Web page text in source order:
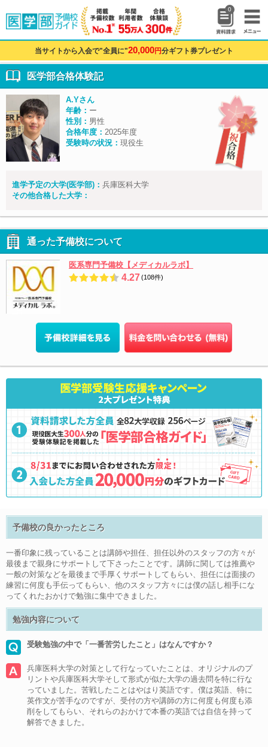
0
当サイトから入会で"全員に"20,000円分ギフト券プレゼント
医学部合格体験記
A.Yさん
年齢： ー
性別： 男性
合格年度： 2025年度
受験時の状況： 現役生
進学予定の大学(医学部)： 兵庫医科大学
その他合格した大学：
通った予備校について
医系専門予備校【メディカルラボ】
4.27(108件)
予備校の良かったところ
一番印象に残っていることは講師や担任、担任以外のスタッフの方々が
最後まで親身にサポートして下さったことです。講師に関しては推薦や
一般の対策などを最後まで手厚くサポートしてもらい、担任には面接の
練習に何度も手伝ってもらい、他のスタッフ方々には僕の話し相手にな
ってくれたおかけで勉強に集中できました。
勉強内容について
受験勉強の中で「一番苦労したこと」はなんですか？
兵庫医科大学の対策として行なっていたことは、オリジナルのプ
リントや兵庫医科大学そして形式が似た大学の過去問を特に行な
っていました。苦戦したことはやはり英語です。僕は英語、特に
英作文が苦手なのですが、受付の方や講師の方に何度も何度も添
削をしてもらい、それらのおかけで本番の英語では自信を持って
解答できました。